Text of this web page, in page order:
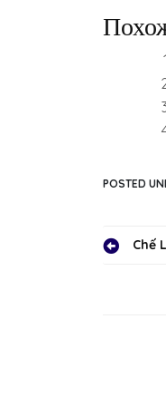
POSTED
Chế